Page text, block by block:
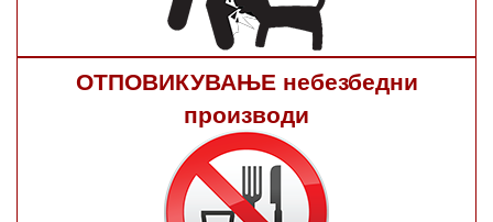
ОТПОВИКУВАЊЕ небезбедни
производи